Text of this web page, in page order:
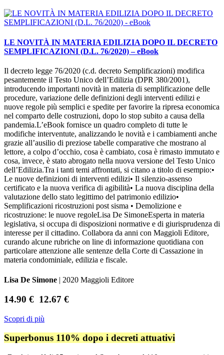
LE NOVITÀ IN MATERIA EDILIZIA DOPO IL DECRETO
SEMPLIFICAZIONI (D.L. 76/2020) – eBook
Il decreto legge 76/2020 (c.d. decreto Semplificazioni) modifica
pesantemente il Testo Unico dell’Edilizia (DPR 380/2001),
introducendo importanti novità in materia di semplificazione delle
procedure, variazione delle definizioni degli interventi edilizi e
nuove regole più semplici e spedite per favorire la ripresa economica
nel comparto delle costruzioni, dopo lo stop subito a causa della
pandemia.L’eBook fornisce un quadro completo di tutte le
modifiche interventute, analizzando le novità e i cambiamenti anche
grazie all’ausilio di preziose tabelle comparative che mostrano al
lettore, a colpo d’occhio, cosa è cambiato, cosa è rimasto immutato e
cosa, invece, è stato abrogato nella nuova versione del Testo Unico
dell’Edilizia.Tra i tanti temi affrontati, si citano a titolo di esempio:•
Le nuove definizioni di interventi edilizi• Il silenzio-assenso
certificato e la nuova verifica di agibilità• La nuova disciplina della
valutazione dello stato legittimo del patrimonio edilizio•
Semplificazioni ricostruzioni post sisma • Demolizione e
ricostruzione: le nuove regoleLisa De SimoneEsperta in materia
legislativa, si occupa di disposizioni normative e di giurisprudenza di
interesse per il cittadino. Collabora da anni con Maggioli Editore,
curando alcune rubriche on line di informazione quotidiana con
particolare attenzione alle sentenze della Corte di Cassazione in
materia condominiale, edilizia e fiscale.
Lisa De Simone | 2020 Maggioli Editore
14.90 € 12.67 €
Scopri di più
Superbonus 110% dopo i decreti attuativi